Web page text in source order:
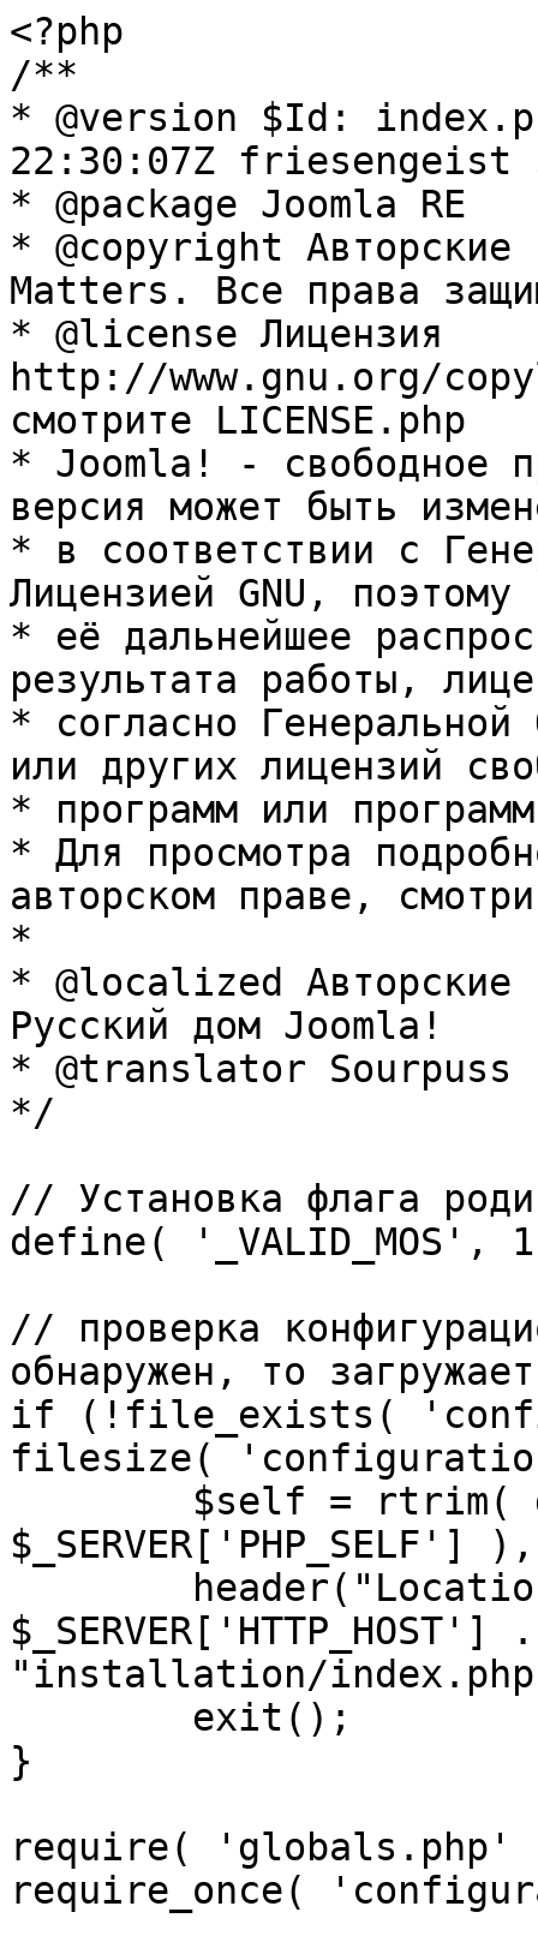
<?php
/**
* @version $Id:
22:30:07Z friesengeist
* @package Joomla RE
* @copyright Авторские
Matters. Все права
* @license Лицензия
http://www.gnu.org/
смотрите LICENSE.php
* Joomla! - свободное
версия может быть
* в соответствии с
Лицензией GNU, поэтому
* её дальнейшее
результата работы,
* согласно Генеральной
или других лицензий
* программ или
* Для просмотра
авторском праве,
*
* @localized Авторские
Русский дом Joomla!
* @translator Sourpuss
*/
// Установка флага
define( '_VALID_MOS',
// проверка
обнаружен, то
if (!file_exists(
filesize(
"installation/
}
require(
require_once(